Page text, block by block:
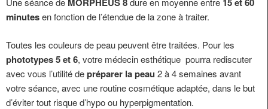
MORPHEUS 8
15 et 60
minutesen fonction de l’étendue de la zone à traiter.
Toutes les couleurs de peau peuvent être traitées. Pour les
phototypes 5 et 6, votre médecin esthétique pourra rediscuter
avec vous l’utilité depréparer la peau 2 à 4 semaines avant
votre séance, avec une routine cosmétique adaptée, dans le but
d’éviter tout risque d’hypo ou hyperpigmentation.